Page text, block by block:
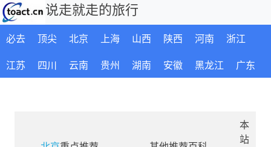
说走就走的旅行
必去 顶尖 北京 上海 山西 陕西 河南 浙江
江苏 四川 云南 贵州 湖南 安徽 黑龙江 广东
本
站